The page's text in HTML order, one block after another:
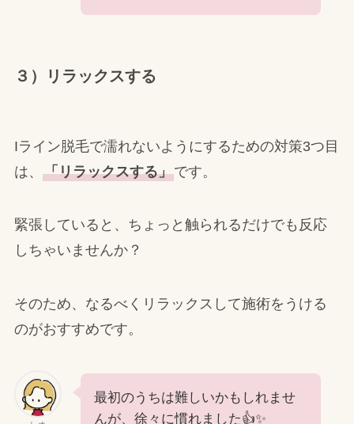
３）リラックスする
Iライン脱毛で濡れないようにするための対策3つ目
は、 「リラックスする」です。
緊張していると、ちょっと触られるだけでも反応
しちゃいませんか？
そのため、なるべくリラックスして施術をうける
のがおすすめです。
最初のうちは難しいかもしれませ
んが、徐々に慣れました👍✨